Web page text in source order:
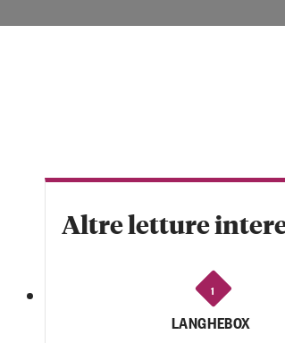
Altre letture
1
LANGHEBOX